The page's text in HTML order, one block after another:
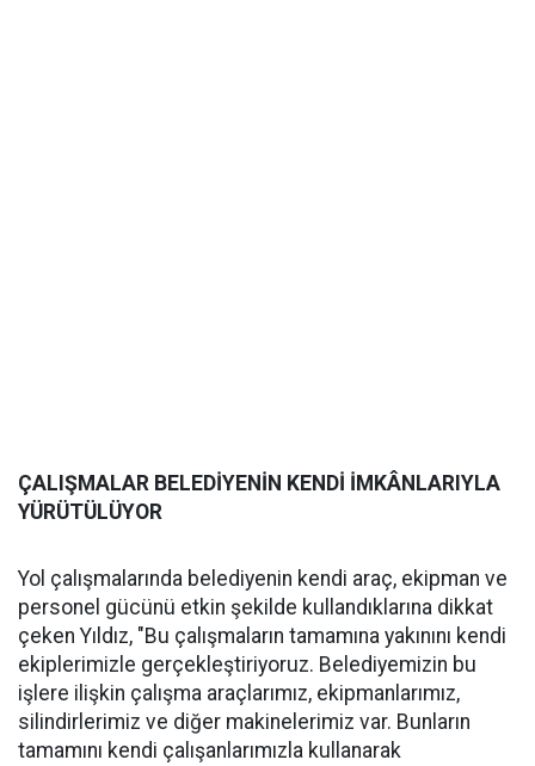
ÇALIŞMALAR BELEDİYENİN KENDİ İMKÂNLARIYLA
YÜRÜTÜLÜYOR
Yol çalışmalarında belediyenin kendi araç, ekipman ve
personel gücünü etkin şekilde kullandıklarına dikkat
çeken Yıldız, "Bu çalışmaların tamamına yakınını kendi
ekiplerimizle gerçekleştiriyoruz. Belediyemizin bu
işlere ilişkin çalışma araçlarımız, ekipmanlarımız,
silindirlerimiz ve diğer makinelerimiz var. Bunların
tamamını kendi çalışanlarımızla kullanarak